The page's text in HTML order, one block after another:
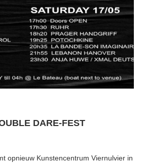
DARE-FEST
opnieuw Kunstencentrum Viernulvier in